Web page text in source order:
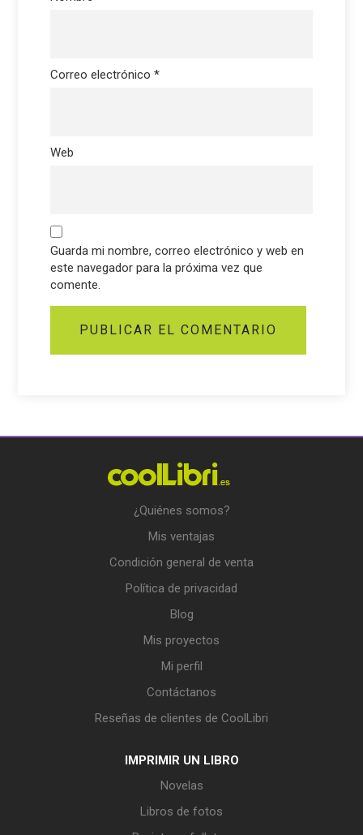
Correo electrónico*
Web
Guarda mi nombre, correo electrónico y web en
este navegador para la próxima vez que
comente.
¿Quiénes somos?
Mis ventajas
Condición general de venta
Política de privacidad
Blog
Mis proyectos
Mi perfil
Contáctanos
Reseñas de clientes de CoolLibri
IMPRIMIR UN LIBRO
Novelas
Libros de fotos